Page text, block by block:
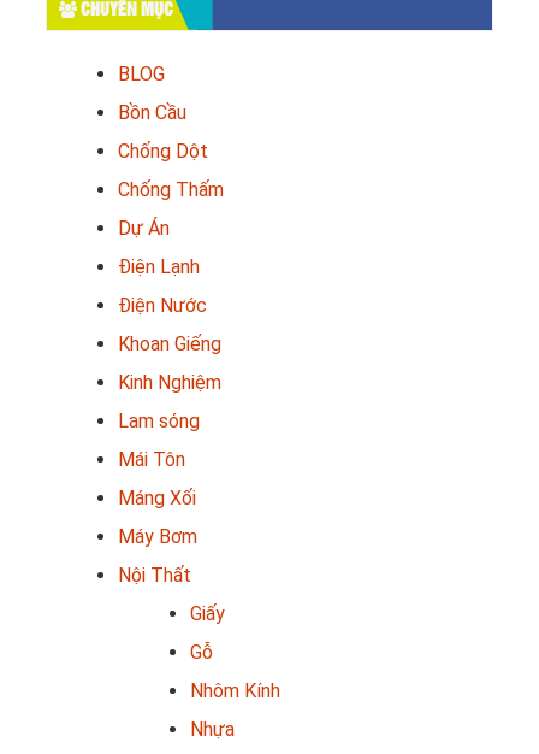
CHUYÊN MỤC
BLOG
Bồn Cầu
Chống Dột
Chống Thấm
Dự Án
Điện Lạnh
Điện Nước
Khoan Giếng
Kinh Nghiệm
Lam sóng
Mái Tôn
Máng Xối
Máy Bơm
Nội Thất
Giấy
Gỗ
Nhôm Kính
Nhựa